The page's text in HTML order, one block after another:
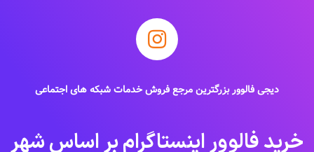
دیجی فالوور بزرگترین مرجع فروش خدمات شبکه های اجتماعی
خرید فالوور اینستاگرام بر اساس شهر